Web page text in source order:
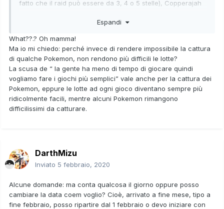
fatto che il raid può essere da 3, 4 o 5 stelle), Copperajah
sei fulmineo nell'effettuare i cambi data, ne effettui 4 per
quel frame. Il tutto senza contare alcune inevitabili perdite
di tempo, la sfortuna, e ipotizzando che la percentuale che
ho indicato sia quella corretta. A me è capitato di dover
effettuare molti più di 100 cambi di frame, quindi è normale.
Serve un (bel) po' di pazienza
Espandi
What??.? Oh mamma!
Ma io mi chiedo: perché invece di rendere impossibile la cattura
di qualche Pokemon, non rendono più difficili le lotte?
La scusa de “ la gente ha meno di tempo di giocare quindi
vogliamo fare i giochi più semplici” vale anche per la cattura dei
Pokemon, eppure le lotte ad ogni gioco diventano sempre più
ridicolmente facili, mentre alcuni Pokemon rimangono
difficilissimi da catturare.
DarthMizu
Inviato 5 febbraio, 2020
Alcune domande: ma conta qualcosa il giorno oppure posso
cambiare la data coem voglio? Cioè, arrivato a fine mese, tipo a
fine febbraio, posso ripartire dal 1 febbraio o devo iniziare con